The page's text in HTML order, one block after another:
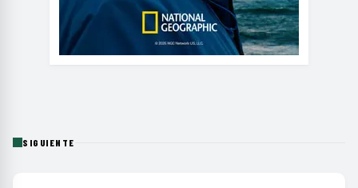
SIGUIENTE